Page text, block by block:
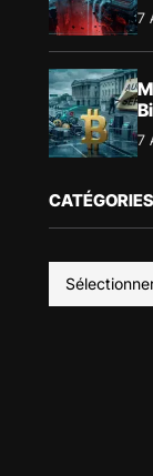
7
7
CATÉGORIES